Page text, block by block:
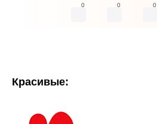
0 0 0
Красивые: